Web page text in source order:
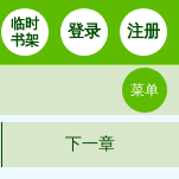
临时
书架
登录 注册
菜单
下一章